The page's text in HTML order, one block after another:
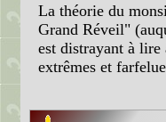
La théorie du
Grand Réveil"
est distrayant à lire
extrêmes et